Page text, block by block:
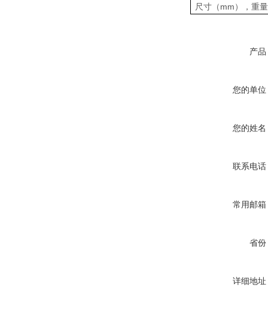
尺寸（mm），重
产品
您的单位
您的姓名
联系电话
常用邮箱
省份
详细地址